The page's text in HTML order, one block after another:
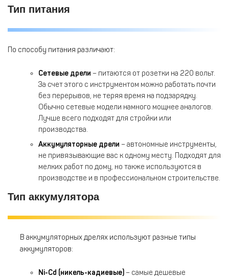
Тип питания
По способу питания различают:
Сетевые дрели – питаются от розетки на 220 вольт.
За счет этого с инструментом можно работать почти
без перерывов, не теряя время на подзарядку.
Обычно сетевые модели намного мощнее аналогов.
Лучше всего подходят для стройки или
производства.
Аккумуляторные дрели – автономные инструменты,
не привязывающие вас к одному месту. Подходят для
мелких работ по дому, но также используются в
производстве и в профессиональном строительстве.
Тип аккумулятора
В аккумуляторных дрелях используют разные типы
аккумуляторов:
Ni-Cd (никель-кадиевые) – самые дешевые